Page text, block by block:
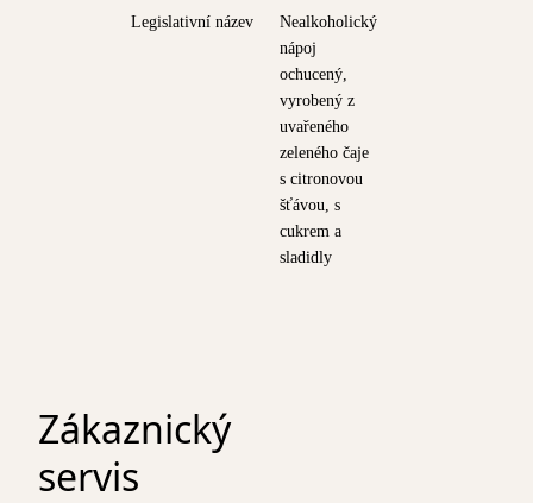
Legislativní název
Nealkoholický
nápoj
ochucený,
vyrobený z
uvařeného
zeleného čaje
s citronovou
šťávou, s
cukrem a
sladidly
Zákaznický
servis